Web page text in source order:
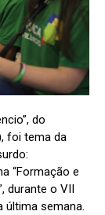
do
foi tema da
“Formação e
durante o VII
última semana.